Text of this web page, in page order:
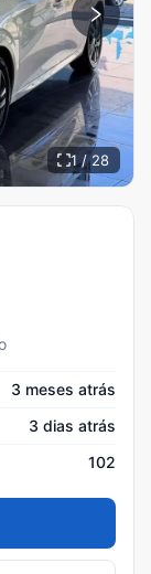
1 / 28
3 meses atrás
3 dias atrás
102